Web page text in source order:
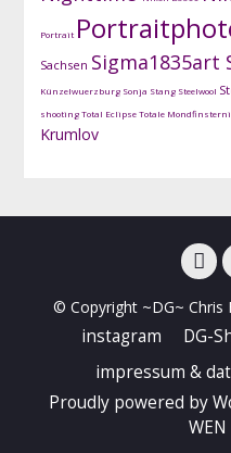
Portrait
Sachsen Sigma1835art
Künzelwuerzburg Sonja Stang Steelwool
shootingTotal EclipseTotale
Krumlov
© Copyright ~DG~ Chris
instagram DG-
impressum &
Proudly powered by